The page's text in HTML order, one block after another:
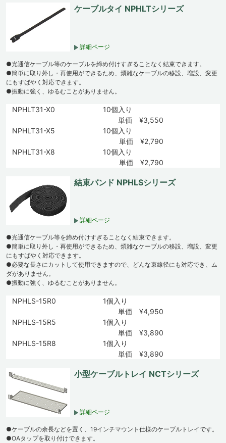
ケーブルタイ NPHLTシリーズ
詳細ページ
●光通信ケーブル等のケーブルを締め付けすぎることなく結束できます。
●簡単に取り外し・再使用ができるため、煩雑なケーブルの移設、増設、変更
にもすばやく対応できます。
●振動に強く、ゆるむことがありません。
NPHLT31-X0
10個入り
単価 ¥3,550
NPHLT31-X5
10個入り
単価 ¥2,790
NPHLT31-X8
10個入り
単価 ¥2,790
結束バンド NPHLSシリーズ
詳細ページ
●光通信ケーブル等を締め付けすぎることなく結束できます。
●簡単に取り外し・再使用ができるため、煩雑なケーブルの移設、増設、変更
にもすばやく対応できます。
●必要な長さにカットして使用できますので、どんな束線径にも対応でき、ム
ダがありません。
●振動に強く、ゆるむことがありません。
NPHLS-15R0
1個入り
単価 ¥4,950
NPHLS-15R5
1個入り
単価 ¥3,890
NPHLS-15R8
1個入り
単価 ¥3,890
小型ケーブルトレイ NCTシリーズ
詳細ページ
●ケーブルの余長などを置く、19インチマウント仕様のケーブルトレイです。
●OAタップを取り付けできます。